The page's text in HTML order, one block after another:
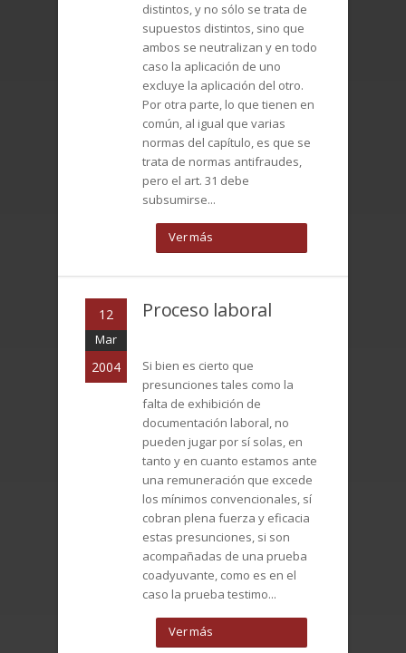
distintos, y no sólo se trata de
supuestos distintos, sino que
ambos se neutralizan y en todo
caso la aplicación de uno
excluye la aplicación del otro.
Por otra parte, lo que tienen en
común, al igual que varias
normas del capítulo, es que se
trata de normas antifraudes,
pero el art. 31 debe
subsumirse...
Ver más
12
Mar
2004
Proceso laboral
Si bien es cierto que
presunciones tales como la
falta de exhibición de
documentación laboral, no
pueden jugar por sí solas, en
tanto y en cuanto estamos ante
una remuneración que excede
los mínimos convencionales, sí
cobran plena fuerza y eficacia
estas presunciones, si son
acompañadas de una prueba
coadyuvante, como es en el
caso la prueba testimo...
Ver más